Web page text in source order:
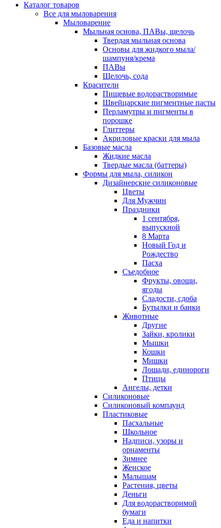
Каталог товаров
Все для мыловарения
Мыловарение
Мыльная основа, ПАВы, щелочь
Твердая мыльная основа
Основы для жидкого мыла/
шампуня/крема
ПАВы
Щелочь, сода
Красители
Пищевые водорастворимые
Швейцарские пигментные пасты
Перламутры и пигменты в
порошке
Глиттеры
Акриловые краски для мыла
Базовые масла
Жидкие масла
Твердые масла (баттеры)
Формы для мыла, силикон
Дизайнерские силиконовые
Цветы
Для Мужчин
Праздники
1 сентября,
выпускной
8 Марта
Новый Год и
Рождество
Пасха
Съедобное
Фрукты, овощи,
ягоды
Сладости, сдоба
Бутылки и банки
Животные
Другие
Зайки, кролики
Мышки
Кошки
Мишки
Лошади, единороги
Птицы
Ангелы, детки
Силиконовые
Силиконовый компаунд
Пластиковые
Пасхальные
Школьное
Надписи, узоры и
орнаменты
Зимнее
Женское
Малышам
Растения, цветы
Деньги
Для водорастворимой
бумаги
Еда и напитки